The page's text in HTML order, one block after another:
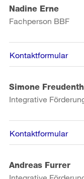
Nadine Erne
Fachperson BBF
Kontaktformular
Simone
Integrative
Kontaktformular
Andreas Furrer